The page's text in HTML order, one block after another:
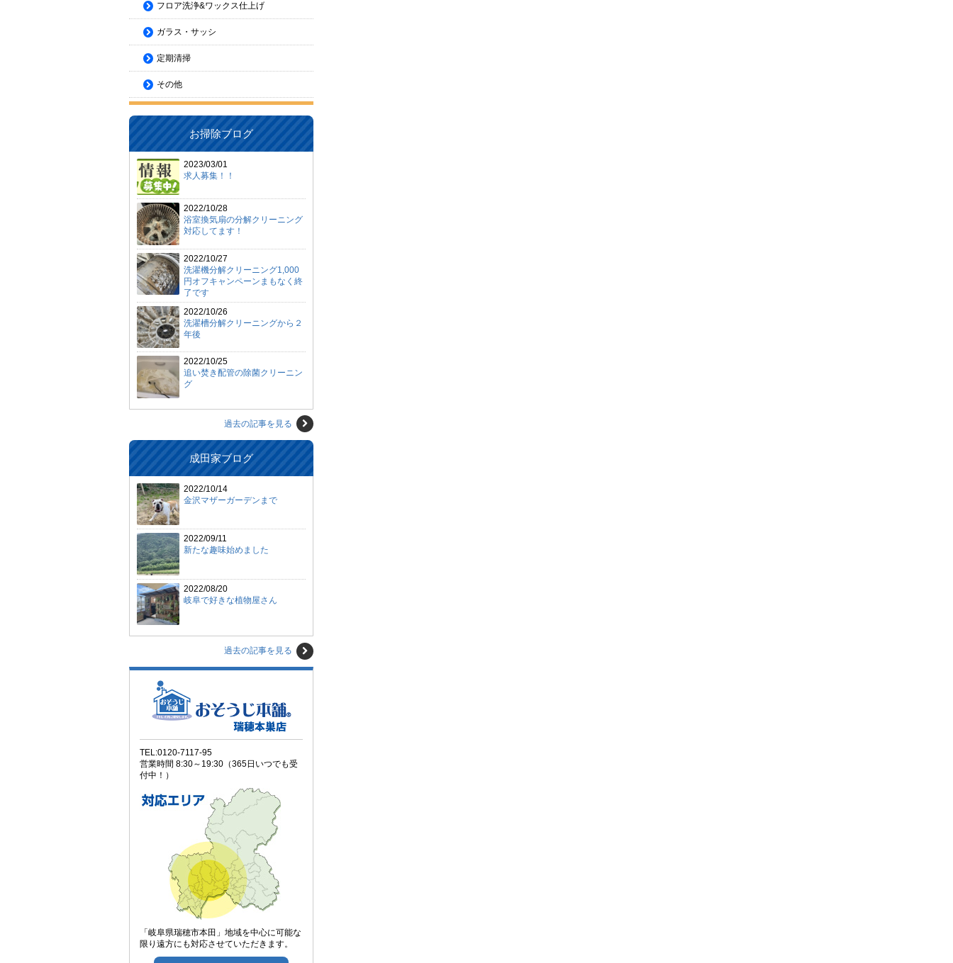
フロア洗浄&ワックス仕上げ
ガラス・サッシ
定期清掃
その他
お掃除ブログ
2023/03/01
求人募集！！
2022/10/28
浴室換気扇の分解クリーニング
対応してます！
2022/10/27
洗濯機分解クリーニング1,000
円オフキャンペーンまもなく終
了です
2022/10/26
洗濯槽分解クリーニングから２
年後
2022/10/25
追い焚き配管の除菌クリーニン
グ
過去の記事を見る
成田家ブログ
2022/10/14
金沢マザーガーデンまで
2022/09/11
新たな趣味始めました
2022/08/20
岐阜で好きな植物屋さん
過去の記事を見る
TEL:0120-7117-95
営業時間 8:30～19:30（365日いつでも受
付中！）
「岐阜県瑞穂市本田」地域を中心に可能な
限り遠方にも対応させていただきます。